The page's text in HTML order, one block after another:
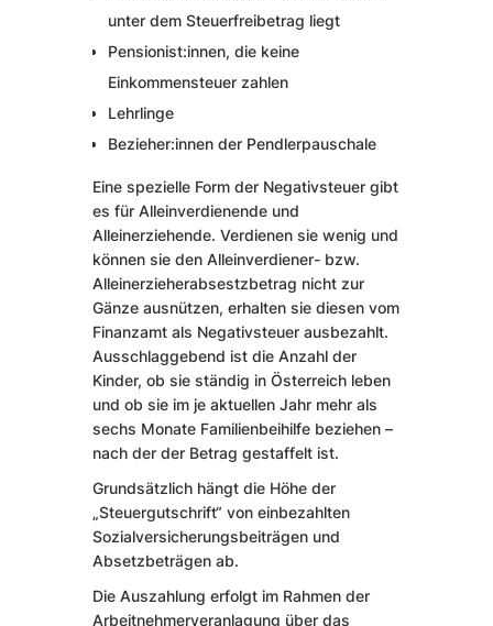
unter dem Steuerfreibetrag liegt
Pensionist:innen, die keine
Einkommensteuer zahlen
Lehrlinge
Bezieher:innen der Pendlerpauschale
Eine spezielle Form der Negativsteuer gibt
es für Alleinverdienende und
Alleinerziehende. Verdienen sie wenig und
können sie den Alleinverdiener- bzw.
Alleinerzieherabsestzbetrag nicht zur
Gänze ausnützen, erhalten sie diesen vom
Finanzamt als Negativsteuer ausbezahlt.
Ausschlaggebend ist die Anzahl der
Kinder, ob sie ständig in Österreich leben
und ob sie im je aktuellen Jahr mehr als
sechs Monate Familienbeihilfe beziehen –
nach der der Betrag gestaffelt ist.
Grundsätzlich hängt die Höhe der
„Steuergutschrift“ von einbezahlten
Sozialversicherungsbeiträgen und
Absetzbeträgen ab.
Die Auszahlung erfolgt im Rahmen der
Arbeitnehmerveranlagung über das